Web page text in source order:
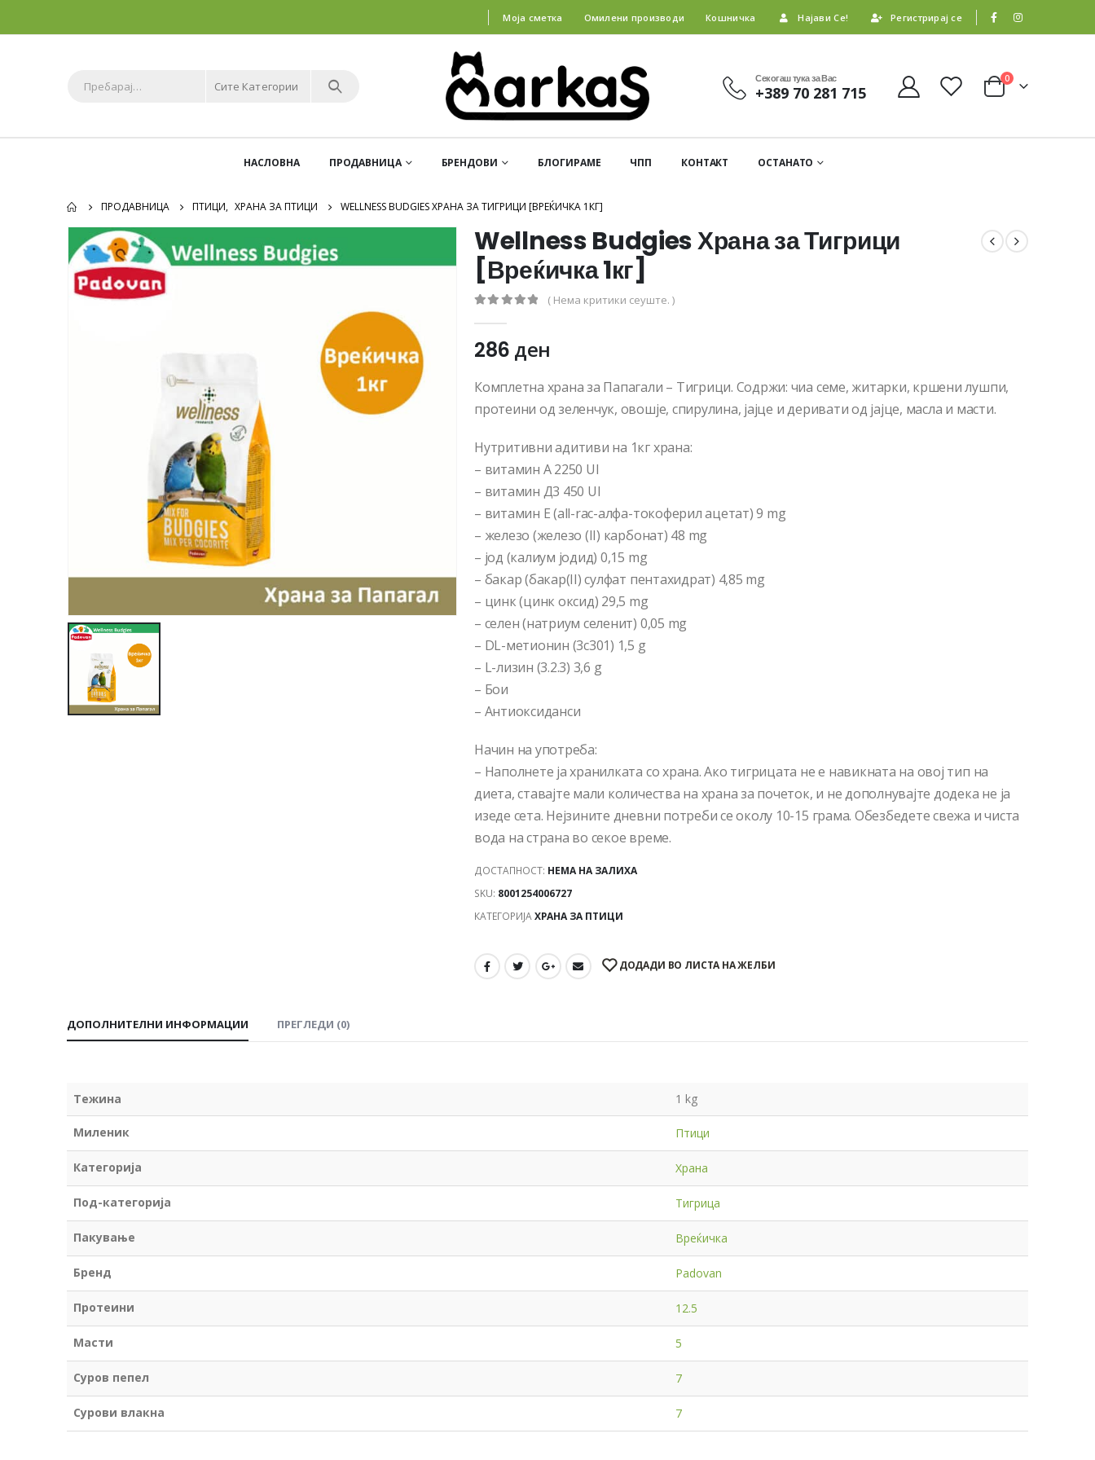
Моја сметка Омилени производи Кошничка Најави Се! Регистрирај се
Сите Категории
Секогаш тука за Вас
+389 70 281 715
0
НАСЛОВНА ПРОДАВНИЦА БРЕНДОВИ БЛОГИРАМЕ ЧПП КОНТАКТ ОСТАНАТО
ПРОДАВНИЦА ПТИЦИ, ХРАНА ЗА ПТИЦИ WELLNESS BUDGIES ХРАНА ЗА ТИГРИЦИ [ВРЕЌИЧКА 1КГ]
Wellness Budgies Храна за Тигрици
[Вреќичка 1кг]
( Нема критики сеуште. )
286 ден
Комплетна храна за Папагали – Тигрици. Содржи: чиа семе, житарки, кршени лушпи,
протеини од зеленчук, овошје, спирулина, јајце и деривати од јајце, масла и масти.
Нутритивни адитиви на 1кг храна:
– витамин А 2250 UI
– витамин Д3 450 UI
– витамин Е (all-rac-алфа-токоферил ацетат) 9 mg
– железо (железо (II) карбонат) 48 mg
– јод (калиум јодид) 0,15 mg
– бакар (бакар(II) сулфат пентахидрат) 4,85 mg
– цинк (цинк оксид) 29,5 mg
– селен (натриум селенит) 0,05 mg
– DL-метионин (3c301) 1,5 g
– L-лизин (3.2.3) 3,6 g
– Бои
– Антиоксиданси
Начин на употреба:
– Наполнете ја хранилката со храна. Ако тигрицата не е навикната на овој тип на
диета, ставајте мали количества на храна за почеток, и не дополнувајте додека не ја
изеде сета. Нејзините дневни потреби се околу 10-15 грама. Обезбедете свежа и чиста
вода на страна во секое време.
ДОСТАПНОСТ: НЕМА НА ЗАЛИХА
SKU: 8001254006727
КАТЕГОРИЈАХРАНА ЗА ПТИЦИ
ДОДАДИ ВО ЛИСТА НА ЖЕЛБИ
ДОПОЛНИТЕЛНИ ИНФОРМАЦИИ ПРЕГЛЕДИ (0)
Тежина 1 kg
Миленик Птици
Категорија Храна
Под-категорија Тигрица
Пакување Вреќичка
Бренд Padovan
Протеини 12.5
Масти 5
Суров пепел 7
Сурови влакна 7